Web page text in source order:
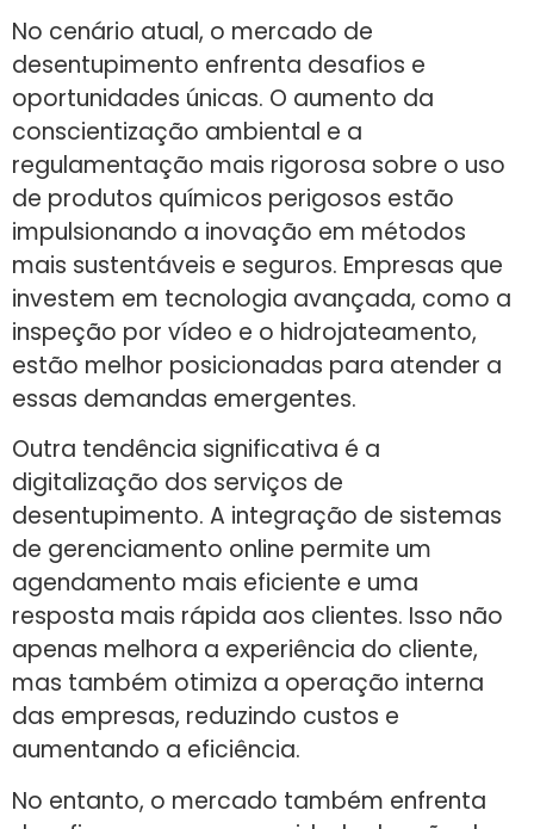
No cenário atual, o mercado de
desentupimento enfrenta desafios e
oportunidades únicas. O aumento da
conscientização ambiental e a
regulamentação mais rigorosa sobre o uso
de produtos químicos perigosos estão
impulsionando a inovação em métodos
mais sustentáveis e seguros. Empresas que
investem em tecnologia avançada, como a
inspeção por vídeo e o hidrojateamento,
estão melhor posicionadas para atender a
essas demandas emergentes.
Outra tendência significativa é a
digitalização dos serviços de
desentupimento. A integração de sistemas
de gerenciamento online permite um
agendamento mais eficiente e uma
resposta mais rápida aos clientes. Isso não
apenas melhora a experiência do cliente,
mas também otimiza a operação interna
das empresas, reduzindo custos e
aumentando a eficiência.
No entanto, o mercado também enfrenta